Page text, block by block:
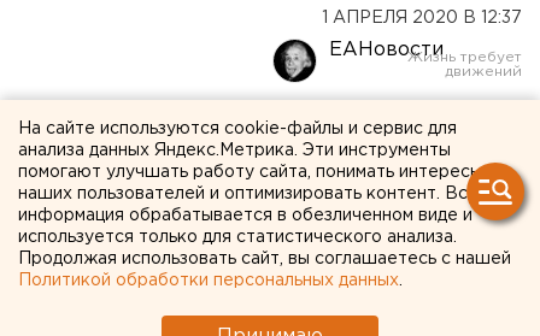
1 АПРЕЛЯ 2020 В 12:37
ЕАНовости
Глава Роспотребнадзора
попросила граждан
держаться подальше друг
от друга
На сайте используются cookie-файлы и сервис для
анализа данных Яндекс.Метрика. Эти инструменты
помогают улучшать работу сайта, понимать интересы
наших пользователей и оптимизировать контент. Вся
информация обрабатывается в обезличенном виде и
используется только для статистического анализа.
Продолжая использовать сайт, вы соглашаетесь с нашей
Политикой обработки персональных данных